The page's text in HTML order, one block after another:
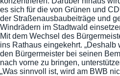
es sich für die von Grünen und
der Straßenausbaubeiträge und
Windrädern im Stadtwald
Mit dem Wechsel des
ins Rathaus eingekehrt.
den Bürgermeister bei seinen
nach vorne zu bringen,
„Was sinnvoll ist, wird am BWB